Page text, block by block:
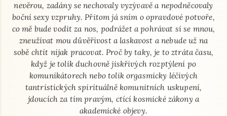
nevěrou, zadány se nechovaly vyzývavě a nepodněcovaly
boční sexy vzpruhy. Přitom já sním o opravdové potvoře,
co mě bude vodit za nos, podrážet a pohrávat si se mnou,
zneužívat mou důvěřivost a laskavost a nebude už na
sobě chtít nijak pracovat. Proč by taky, je to ztráta času,
když je tolik duchovně jiskřivých rozptýlení po
komunikátorech nebo tolik orgasmicky léčivých
tantristických spirituálně komunitních uskupení,
jdoucích za tím pravým, ctící kosmické zákony a
akademické objevy.